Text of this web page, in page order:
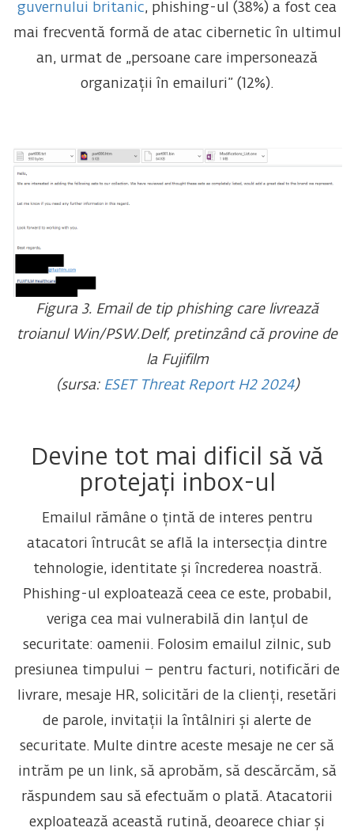
guvernului britanic, phishing-ul (38%) a fost cea
mai frecventă formă de atac cibernetic în ultimul
an, urmat de „persoane care impersonează
organizații în emailuri” (12%).
Figura 3. Email de tip phishing care livrează
troianul Win/PSW.Delf, pretinzând că provine de
la Fujifilm
(sursa: ESET Threat Report H2 2024)
Devine tot mai dificil să vă
protejați inbox-ul
Emailul rămâne o țintă de interes pentru
atacatori întrucât se află la intersecția dintre
tehnologie, identitate și încrederea noastră.
Phishing-ul exploatează ceea ce este, probabil,
veriga cea mai vulnerabilă din lanțul de
securitate: oamenii. Folosim emailul zilnic, sub
presiunea timpului – pentru facturi, notificări de
livrare, mesaje HR, solicitări de la clienți, resetări
de parole, invitații la întâlniri și alerte de
securitate. Multe dintre aceste mesaje ne cer să
intrăm pe un link, să aprobăm, să descărcăm, să
răspundem sau să efectuăm o plată. Atacatorii
exploatează această rutină, deoarece chiar și